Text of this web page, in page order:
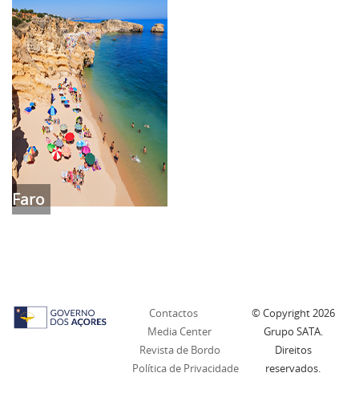
Faro
Contactos
Media Center
Revista de Bordo
Política de Privacidade
© Copyright 2026
Grupo SATA.
Direitos
reservados.